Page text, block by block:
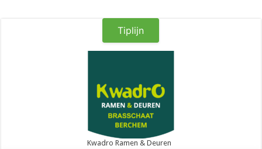
Tiplijn
Kwadro Ramen & Deuren